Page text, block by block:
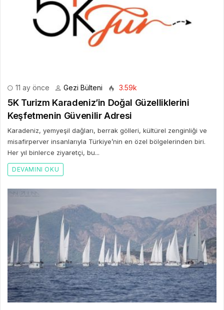
11 ay önce Gezi Bülteni 3.59k
5K Turizm Karadeniz’in Doğal Güzelliklerini
Keşfetmenin Güvenilir Adresi
Karadeniz, yemyeşil dağları, berrak gölleri, kültürel zenginliği ve
misafirperver insanlarıyla Türkiye’nin en özel bölgelerinden biri.
Her yıl binlerce ziyaretçi, bu...
DEVAMINI OKU